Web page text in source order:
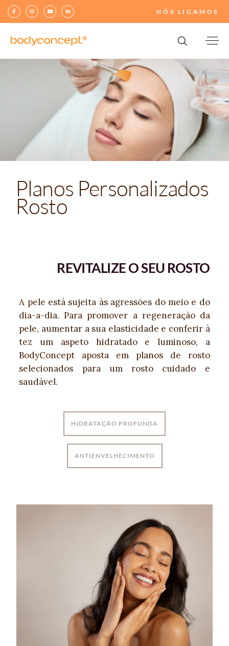
NÓS LIGAMOS
Planos Personalizados
Rosto
REVITALIZE O SEU ROSTO
A pele está sujeita às agressões do meio e do
dia-a-dia. Para promover a regeneração da
pele, aumentar a sua elasticidade e conferir à
tez um aspeto hidratado e luminoso, a
BodyConcept aposta em planos de rosto
selecionados para um rosto cuidado e
saudável.
HIDRATAÇÃO PROFUNDA
ANTIENVELHECIMENTO